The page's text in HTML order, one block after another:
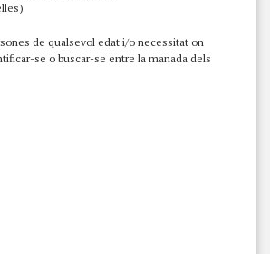
de qualsevol edat i/o necessitat on
se o buscar-se entre la manada dels